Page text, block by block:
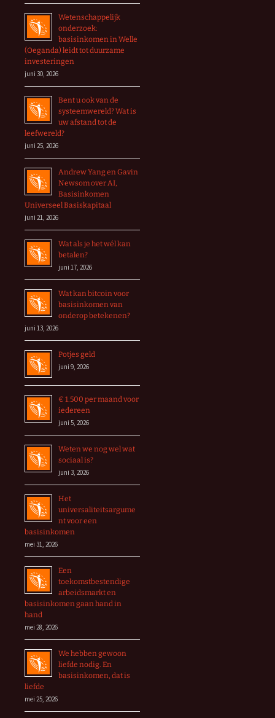
Wetenschappelijk
onderzoek:
basisinkomen in Welle
(Oeganda) leidt tot duurzame
investeringen
juni 30, 2026
Bent u ook van de
systeemwereld? Wat is
uw afstand tot de
leefwereld?
juni 25, 2026
Andrew Yang en Gavin
Newsom over AI,
Basisinkomen
Universeel Basiskapitaal
juni 21, 2026
Wat als je het wél kan
betalen?
juni 17, 2026
Wat kan bitcoin voor
basisinkomen van
onderop betekenen?
juni 13, 2026
Potjes geld
juni 9, 2026
€ 1.500 per maand voor
iedereen
juni 5, 2026
Weten we nog wel wat
sociaal is?
juni 3, 2026
Het
universaliteitsargume
nt voor een
basisinkomen
mei 31, 2026
Een
toekomstbestendige
arbeidsmarkt en
basisinkomen gaan hand in
hand
mei 28, 2026
We hebben gewoon
liefde nodig. En
basisinkomen, dat is
liefde
mei 25, 2026